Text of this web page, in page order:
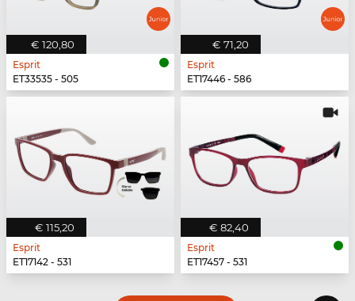
€ 120,80
Esprit
ET33535 - 505
€ 71,20
Esprit
ET17446 - 586
€ 115,20
Esprit
ET17142 - 531
€ 82,40
Esprit
ET17457 - 531